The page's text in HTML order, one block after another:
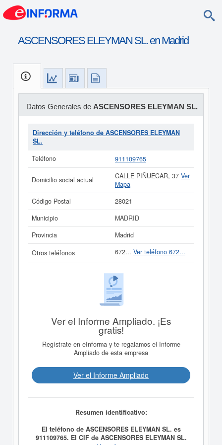
ASCENSORES ELEYMAN SL. en Madrid
Datos Generales de ASCENSORES ELEYMAN SL.
Dirección y teléfono de ASCENSORES ELEYMAN
SL.
Teléfono
911109765
Domicilio social actual CALLE PIÑUECAR, 37 Ver
Mapa
Código Postal
28021
Municipio
MADRID
Provincia
Madrid
Otros teléfonos
672... Ver teléfono 672...
Ver el Informe Ampliado. ¡Es
gratis!
Regístrate en eInforma y te regalamos el Informe
Ampliado de esta empresa
Ver el Informe Ampliado
Resumen identificativo:
El teléfono de ASCENSORES ELEYMAN SL. es
911109765. El CIF de ASCENSORES ELEYMAN SL.